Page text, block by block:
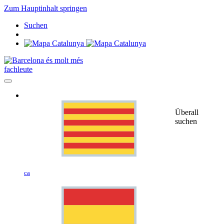
Zum Hauptinhalt springen
Suchen
fachleute
ca
Überall
suchen